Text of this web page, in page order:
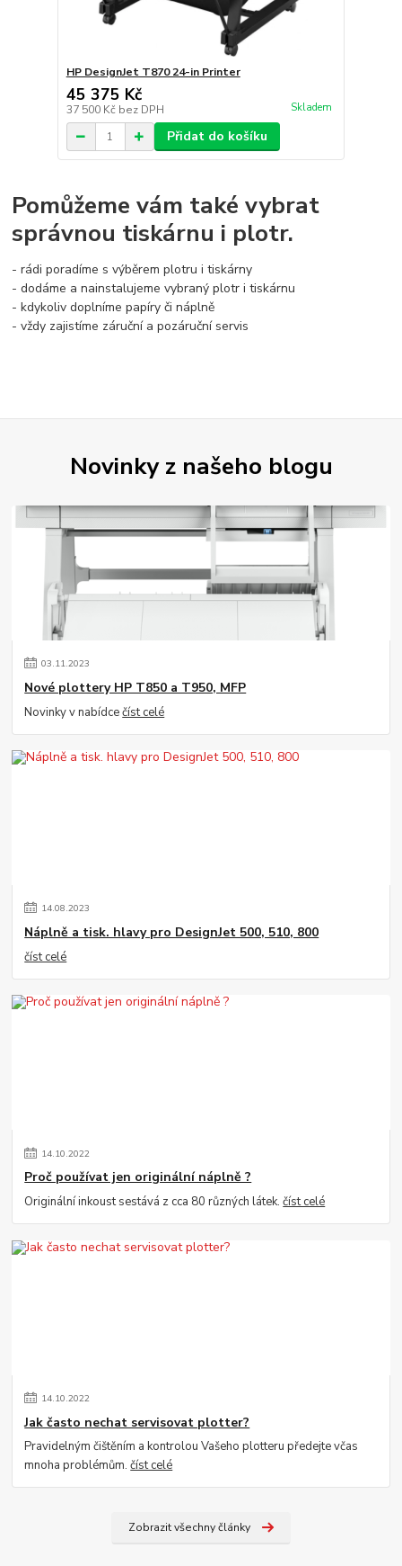
HP DesignJet T870 24-in Printer
45 375 Kč
37 500 Kč bez DPH Skladem
Přidat do košíku
Pomůžeme vám také vybrat
správnou tiskárnu i plotr.
- rádi poradíme s výběrem plotru i tiskárny
- dodáme a nainstalujeme vybraný plotr i tiskárnu
- kdykoliv doplníme papíry či náplně
- vždy zajistíme záruční a pozáruční servis
Novinky z našeho blogu
03.11.2023
Nové plottery HP T850 a T950, MFP
Novinky v nabídcečíst celé
14.08.2023
Náplně a tisk. hlavy pro DesignJet 500, 510, 800
číst celé
14.10.2022
Proč používat jen originální náplně ?
Originální inkoust sestává z cca 80 různých látek.číst celé
14.10.2022
Jak často nechat servisovat plotter?
Pravidelným čištěním a kontrolou Vašeho plotteru předejte včas
mnoha problémům.číst celé
Zobrazit všechny články